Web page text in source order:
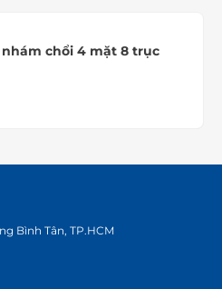
nhám chổi 4 mặt 8 trục
Bình Tân, TP.HCM